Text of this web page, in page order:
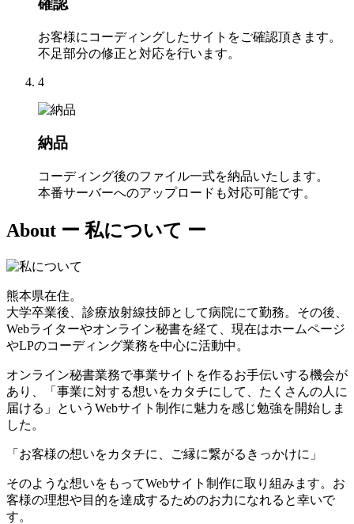
確認
お客様にコーディングしたサイトをご確認頂きます。
不足部分の修正と対応を行います。
4
納品
コーディング後のファイル一式を納品いたします。
本番サーバーへのアップロードも対応可能です。
About ー 私について ー
熊本県在住。
大学卒業後、診療放射線技師として病院にて勤務。その後、
Webライターやオンライン秘書を経て、現在はホームページ
やLPのコーディング業務を中心に活動中。
オンライン秘書業務で事業サイトを作るお手伝いする機会が
あり、「事業に対する想いをカタチにして、たくさんの人に
届ける」というWebサイト制作に魅力を感じ勉強を開始しま
した。
「お客様の想いをカタチに、ご縁に繋がるきっかけに」
そのような想いをもってWebサイト制作に取り組みます。お
客様の理想や目的を達成するためのお力になれると幸いで
す。